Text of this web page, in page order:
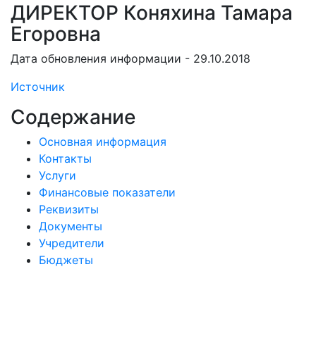
ДИРЕКТОР Коняхина Тамара
Егоровна
Дата обновления информации - 29.10.2018
Источник
Содержание
Основная информация
Контакты
Услуги
Финансовые показатели
Реквизиты
Документы
Учредители
Бюджеты